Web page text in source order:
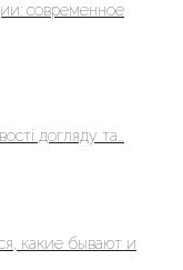
современное
догляду та...
какие бывают и